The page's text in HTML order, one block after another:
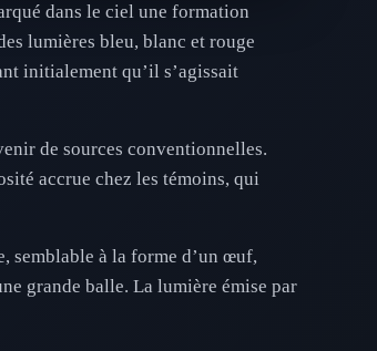
dans le ciel une formation
lumières bleu, blanc et rouge
initialement qu’il s’agissait
de sources conventionnelles.
accrue chez les témoins, qui
semblable à la forme d’un œuf,
grande balle. La lumière émise par